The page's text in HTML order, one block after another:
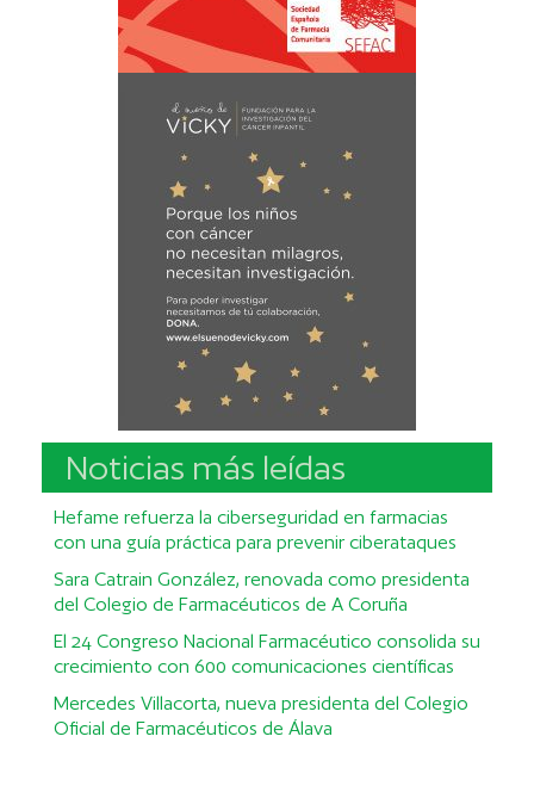
Noticias más leídas
Hefame refuerza la ciberseguridad en farmacias
con una guía práctica para prevenir ciberataques
Sara Catrain González, renovada como presidenta
del Colegio de Farmacéuticos de A Coruña
El 24 Congreso Nacional Farmacéutico consolida su
crecimiento con 600 comunicaciones científicas
Mercedes Villacorta, nueva presidenta del Colegio
Oficial de Farmacéuticos de Álava